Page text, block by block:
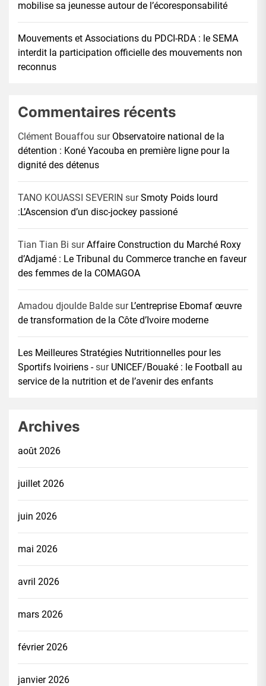
mobilise sa jeunesse autour de l’écoresponsabilité
Mouvements et Associations du PDCI-RDA : le SEMA
interdit la participation officielle des mouvements non
reconnus
Commentaires récents
Clément Bouaffou sur Observatoire national de la
détention : Koné Yacouba en première ligne pour la
dignité des détenus
TANO KOUASSI SEVERIN surSmoty Poids lourd
:L’Ascension d’un disc-jockey passioné
Tian Tian Bi surAffaire Construction du Marché Roxy
d’Adjamé : Le Tribunal du Commerce tranche en faveur
des femmes de la COMAGOA
Amadou djoulde Balde sur L’entreprise Ebomaf œuvre
de transformation de la Côte d’Ivoire moderne
Les Meilleures Stratégies Nutritionnelles pour les
Sportifs Ivoiriens -sur UNICEF/Bouaké : le Football au
service de la nutrition et de l’avenir des enfants
Archives
août 2026
juillet 2026
juin 2026
mai 2026
avril 2026
mars 2026
février 2026
janvier 2026